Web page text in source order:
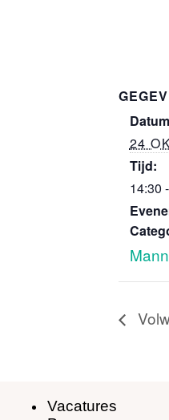
24
Tijd:
14:30
Vacatures